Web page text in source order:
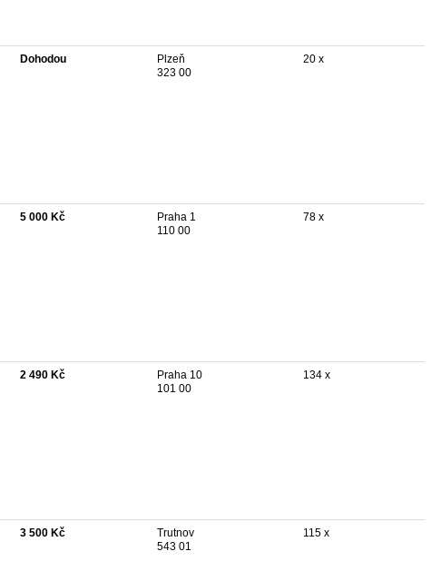
Dohodou
Plzeň
323 00
20 x
5 000 Kč
Praha 1
110 00
78 x
2 490 Kč
Praha 10
101 00
134 x
3 500 Kč
Trutnov
543 01
115 x